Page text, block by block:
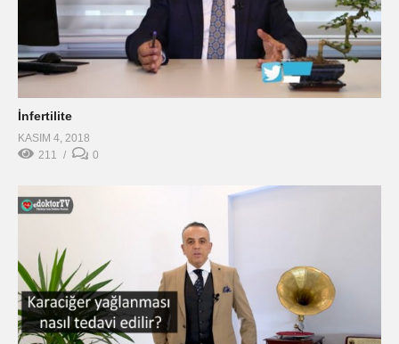
İnfertilite
KASIM 4, 2018
211
0